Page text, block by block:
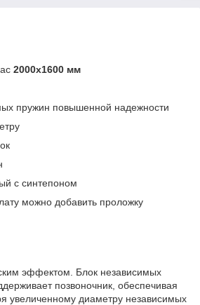
2000х1600 мм
пружин повышенной надежности
с синтепоном
можно добавить проложку
эффектом. Блок независимых
позвоночник, обеспечивая
увеличенному диаметру независимых